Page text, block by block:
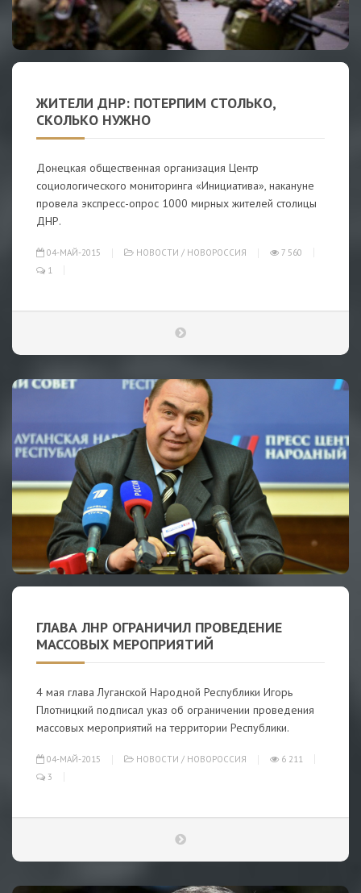
ЖИТЕЛИ ДНР: ПОТЕРПИМ СТОЛЬКО,
СКОЛЬКО НУЖНО
Донецкая общественная организация Центр
социологического мониторинга «Инициатива», накануне
провела экспресс-опрос 1000 мирных жителей столицы
ДНР.
04-МАЙ-2015 НОВОСТИ / НОВОРОССИЯ
7 560
1
ГЛАВА ЛНР ОГРАНИЧИЛ ПРОВЕДЕНИЕ
МАССОВЫХ МЕРОПРИЯТИЙ
4 мая глава Луганской Народной Республики Игорь
Плотницкий подписал указ об ограничении проведения
массовых мероприятий на территории Республики.
04-МАЙ-2015 НОВОСТИ / НОВОРОССИЯ
6 211
3